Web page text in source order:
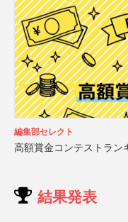
編集部セレクト
高額賞金コンテストラン
結果発表